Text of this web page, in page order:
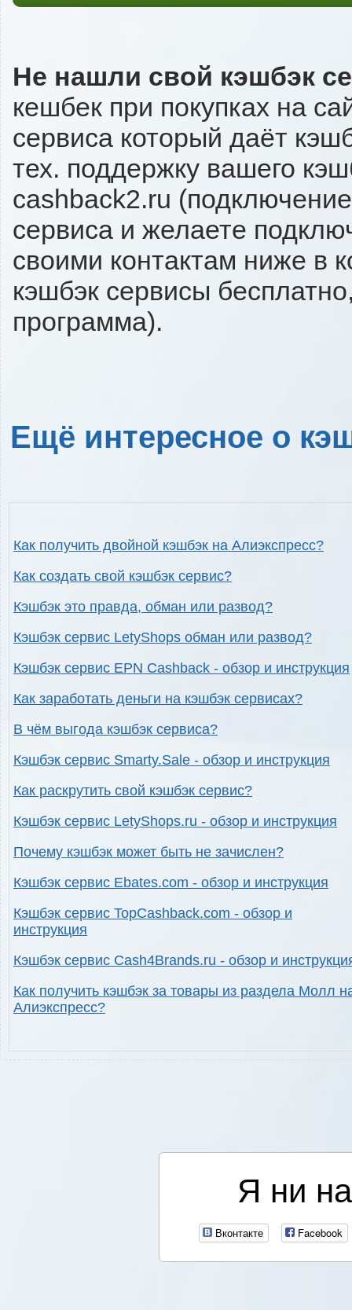
Не нашли свой кэшбэк
кешбек при покупках на
сервиса который даёт
тех. поддержку вашего
cashback2.ru
сервиса и желаете
своими контактам ниже в
кэшбэк сервисы
программа).
Ещё интересное о
Как получить двойной кэшбэк на Алиэкспресс?
Как создать свой кэшбэк сервис?
Кэшбэк это правда, обман или развод?
Кэшбэк сервис LetyShops обман или развод?
Кэшбэк сервис EPN Cashback - обзор и инструкция
Как заработать деньги на кэшбэк сервисах?
В чём выгода кэшбэк сервиса?
Кэшбэк сервис Smarty.Sale - обзор и инструкция
Как раскрутить свой кэшбэк сервис?
Кэшбэк сервис LetyShops.ru - обзор и инструкция
Почему кэшбэк может быть не зачислен?
Кэшбэк сервис Ebates.com - обзор и инструкция
Кэшбэк сервис TopCashback.com - обзор и
инструкция
Кэшбэк сервис Cash4Brands.ru - обзор и
Как получить кэшбэк за товары из раздела Молл
Алиэкспресс?
Я ни
Вконтакте Facebook